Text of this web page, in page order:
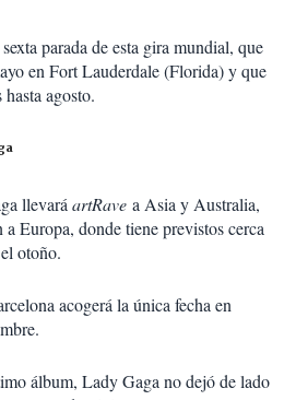
parada de esta gira mundial, que
en Fort Lauderdale (Florida) y que
agosto.
llevaráartRave a Asia y Australia,
Europa, donde tiene previstos cerca
otoño.
acogerá la única fecha en
álbum, Lady Gaga no dejó de lado